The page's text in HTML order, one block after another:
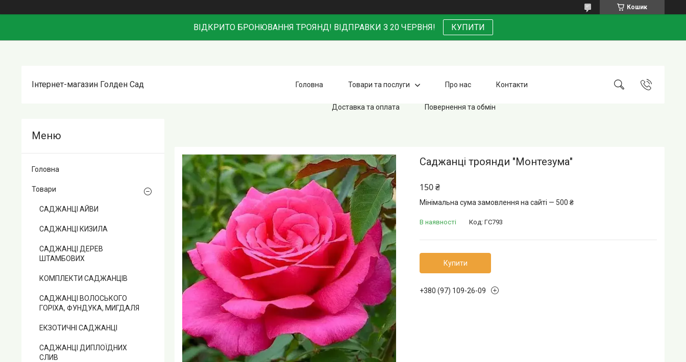
Кошик
ВІДКРИТО БРОНЮВАННЯ ТРОЯНД! ВІДПРАВКИ З 20 ЧЕРВНЯ! КУПИТИ
Інтернет-магазин Голден Сад Головна Товари та послуги Про нас Контакти
Доставка та оплата Повернення та обмін
Саджанці троянди "Монтезума"
150 ₴
Мінімальна сума замовлення на сайті — 500 ₴
В наявності Код: ГС793
Купити
+380 (97) 109-26-09
Головна
Товари
САДЖАНЦІ АЙВИ
САДЖАНЦІ КИЗИЛА
САДЖАНЦІ ДЕРЕВ
ШТАМБОВИХ
КОМПЛЕКТИ САДЖАНЦІВ
САДЖАНЦІ ВОЛОСЬКОГО
ГОРІХА, ФУНДУКА, МИГДАЛЯ
ЕКЗОТИЧНІ САДЖАНЦІ
САДЖАНЦІ ДИПЛОЇДНИХ
СЛИВ